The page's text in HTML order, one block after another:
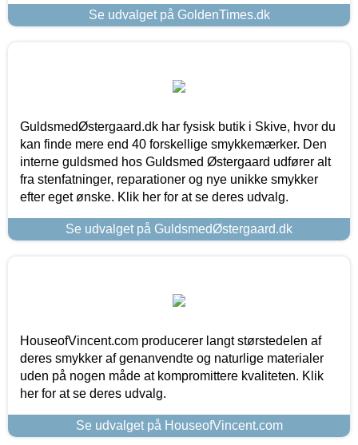
Se udvalget på GoldenTimes.dk
GuldsmedØstergaard.dk har fysisk butik i Skive, hvor du
kan finde mere end 40 forskellige smykkemærker. Den
interne guldsmed hos Guldsmed Østergaard udfører alt
fra stenfatninger, reparationer og nye unikke smykker
efter eget ønske. Klik her for at se deres udvalg.
Se udvalget på GuldsmedØstergaard.dk
HouseofVincent.com producerer langt størstedelen af
deres smykker af genanvendte og naturlige materialer
uden på nogen måde at kompromittere kvaliteten. Klik
her for at se deres udvalg.
Se udvalget på HouseofVincent.com